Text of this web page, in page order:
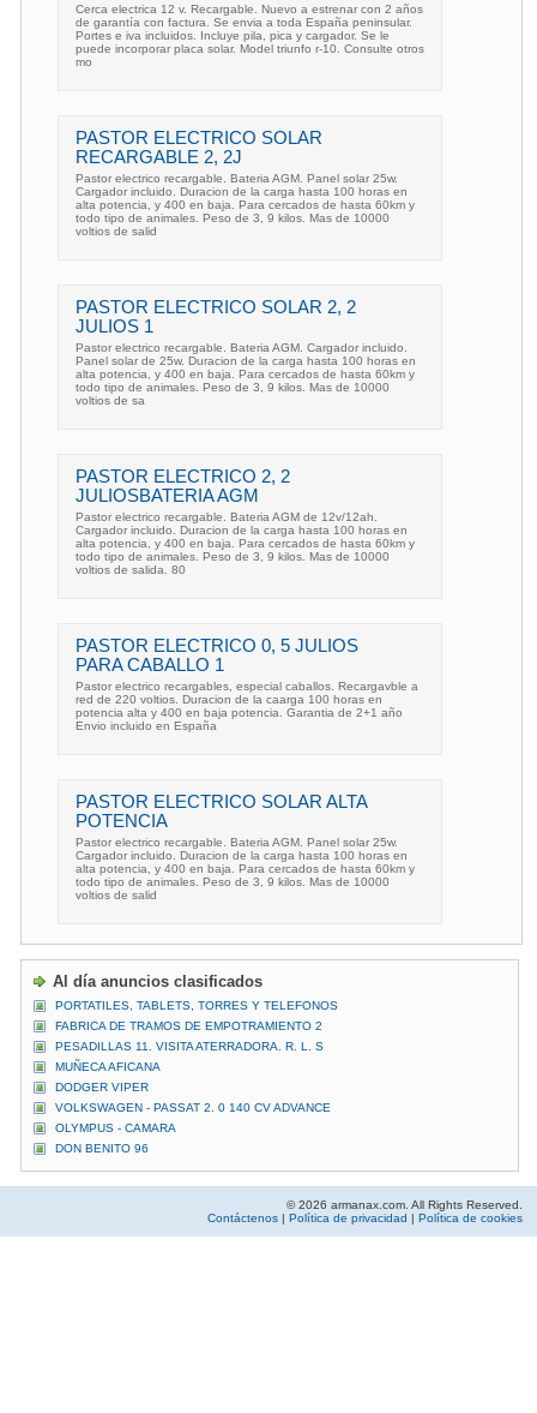
Cerca electrica 12 v. Recargable. Nuevo a estrenar con 2 años
de garantía con factura. Se envia a toda España peninsular.
Portes e iva incluidos. Incluye pila, pica y cargador. Se le
puede incorporar placa solar. Model triunfo r-10. Consulte otros
mo
PASTOR ELECTRICO SOLAR
RECARGABLE 2, 2J
Pastor electrico recargable. Bateria AGM. Panel solar 25w.
Cargador incluido. Duracion de la carga hasta 100 horas en
alta potencia, y 400 en baja. Para cercados de hasta 60km y
todo tipo de animales. Peso de 3, 9 kilos. Mas de 10000
voltios de salid
PASTOR ELECTRICO SOLAR 2, 2
JULIOS 1
Pastor electrico recargable. Bateria AGM. Cargador incluido.
Panel solar de 25w. Duracion de la carga hasta 100 horas en
alta potencia, y 400 en baja. Para cercados de hasta 60km y
todo tipo de animales. Peso de 3, 9 kilos. Mas de 10000
voltios de sa
PASTOR ELECTRICO 2, 2
JULIOSBATERIA AGM
Pastor electrico recargable. Bateria AGM de 12v/12ah.
Cargador incluido. Duracion de la carga hasta 100 horas en
alta potencia, y 400 en baja. Para cercados de hasta 60km y
todo tipo de animales. Peso de 3, 9 kilos. Mas de 10000
voltios de salida. 80
PASTOR ELECTRICO 0, 5 JULIOS
PARA CABALLO 1
Pastor electrico recargables, especial caballos. Recargavble a
red de 220 voltios. Duracion de la caarga 100 horas en
potencia alta y 400 en baja potencia. Garantia de 2+1 año
Envio incluido en España
PASTOR ELECTRICO SOLAR ALTA
POTENCIA
Pastor electrico recargable. Bateria AGM. Panel solar 25w.
Cargador incluido. Duracion de la carga hasta 100 horas en
alta potencia, y 400 en baja. Para cercados de hasta 60km y
todo tipo de animales. Peso de 3, 9 kilos. Mas de 10000
voltios de salid
Al día anuncios clasificados
PORTATILES, TABLETS, TORRES Y TELEFONOS
FABRICA DE TRAMOS DE EMPOTRAMIENTO 2
PESADILLAS 11. VISITA ATERRADORA. R. L. S
MUÑECA AFICANA
DODGER VIPER
VOLKSWAGEN - PASSAT 2. 0 140 CV ADVANCE
OLYMPUS - CAMARA
DON BENITO 96
© 2026 armanax.com. All Rights Reserved.
Contáctenos | Política de privacidad | Política de cookies